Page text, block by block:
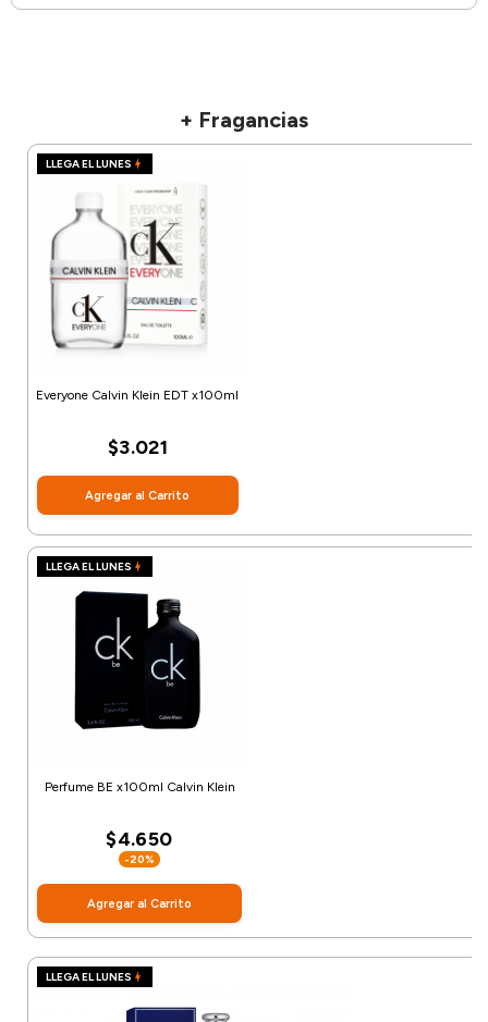
+ Fragancias
LLEGA EL LUNES
Everyone Calvin Klein EDT x100ml
$3.021
Agregar al Carrito
LLEGA EL LUNES
Perfume BE x100ml Calvin Klein
$4.650
-20%
Agregar al Carrito
LLEGA EL LUNES